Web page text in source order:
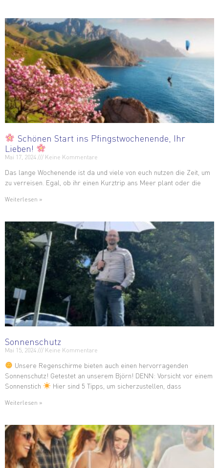
Schönen Start ins Pfingstwochenende, Ihr
Lieben!
Mai 17, 2024 Keine Kommentare
Das lange Wochenende ist da und viele von euch nutzen die Zeit, um
zu verreisen. Egal, ob ihr einen Kurztrip ans Meer plant oder die
Weiterlesen »
Sonnenschutz
Mai 15, 2024 Keine Kommentare
Unsere Regenschirme bieten auch einen hervorragenden
Sonnenschutz! Getestet an unserem Björn! DENN: Vorsicht vor einem
Sonnenstich
Hier sind 5 Tipps, um sicherzustellen, dass
Weiterlesen »